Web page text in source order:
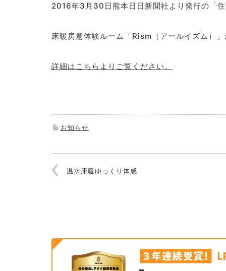
2016年3月30日熊本日日新聞社より発行の「
床暖房意体験ルーム「Rism（アールイズム）
詳細はこちらよりご覧ください。
お知らせ
温水床暖ゆっくり体感